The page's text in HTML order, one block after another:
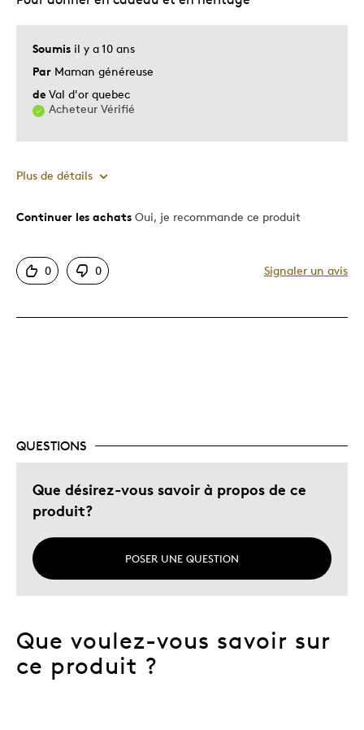
Décrivez-vous Guidé par la qualité
Soumis il y a 10 ans
Par Maman généreuse
de Val d'or quebec
Acheteur Vérifié
Plus de détails
Le pour
Original
Unique en son genre
Continuer les achats Oui, je recommande ce produit
0 0 Signaler un avis
QUESTIONS
Que désirez-vous savoir à propos de ce
produit?
POSER UNE QUESTION
Que voulez-vous savoir sur
ce produit ?